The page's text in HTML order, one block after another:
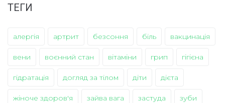
ТЕГИ
алергія артрит безсоння біль вакцинація
вени воєнний стан вітаміни грип гігієна
гідратація догляд за тілом діти дієта
жіноче здоров'я зайва вага застуда зуби